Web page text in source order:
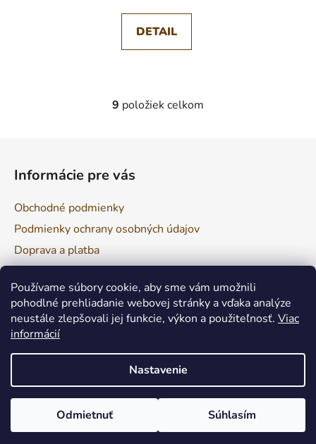
Používame súbory cookie, aby sme vám umožnili
pohodlné prehliadanie webovej stránky a vďaka analýze
neustále zlepšovali jej funkcie, výkon a použiteľnosť. Viac
informácií
Nastavenie
Odmietnuť Súhlasím
DETAIL
O
i
e
r
v
k
y
v
p
i
s
u
9 položiek celkom
e
Informácie pre vás
Obchodné podmienky
Podmienky ochrany osobných údajov
Doprava a platba
Reklamácia a vrátenie tovaru
Facebook
Vytvoril Shoptet
Copyright 2026Nová dielňa. Všetky práva vyhradené.